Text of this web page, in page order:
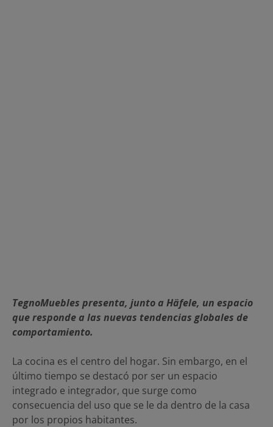
TegnoMuebles presenta, junto a Häfele, un espacio
que responde a las nuevas tendencias globales de
comportamiento.
La cocina es el centro del hogar. Sin embargo, en el
último tiempo se destacó por ser un espacio
integrado e integrador, que surge como
consecuencia del uso que se le da dentro de la casa
por los propios habitantes.